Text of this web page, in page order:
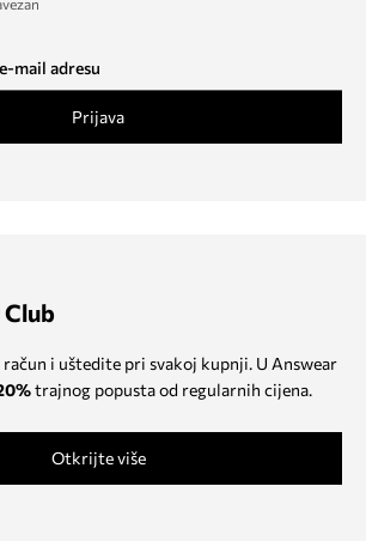
Prijava
i uštedite pri svakoj kupnji. U Answear
trajnog popusta od regularnih cijena.
Otkrijte više